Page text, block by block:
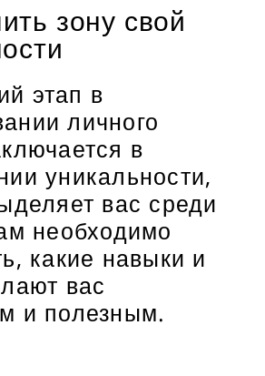
зону свой
этап в
личного
в
уникальности,
вас среди
необходимо
какие навыки и
вас
и полезным.